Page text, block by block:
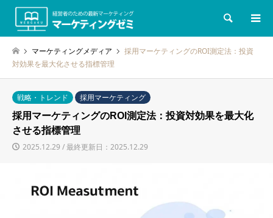
検索
マーケティングメディア
採用マーケティングのROI測定法：投資
対効果を最大化させる指標管理
戦略・トレンド
採用マーケティング
採用マーケティングのROI測定法：投資対効果を最大化
させる指標管理
2025.12.29 / 最終更新日：2025.12.29